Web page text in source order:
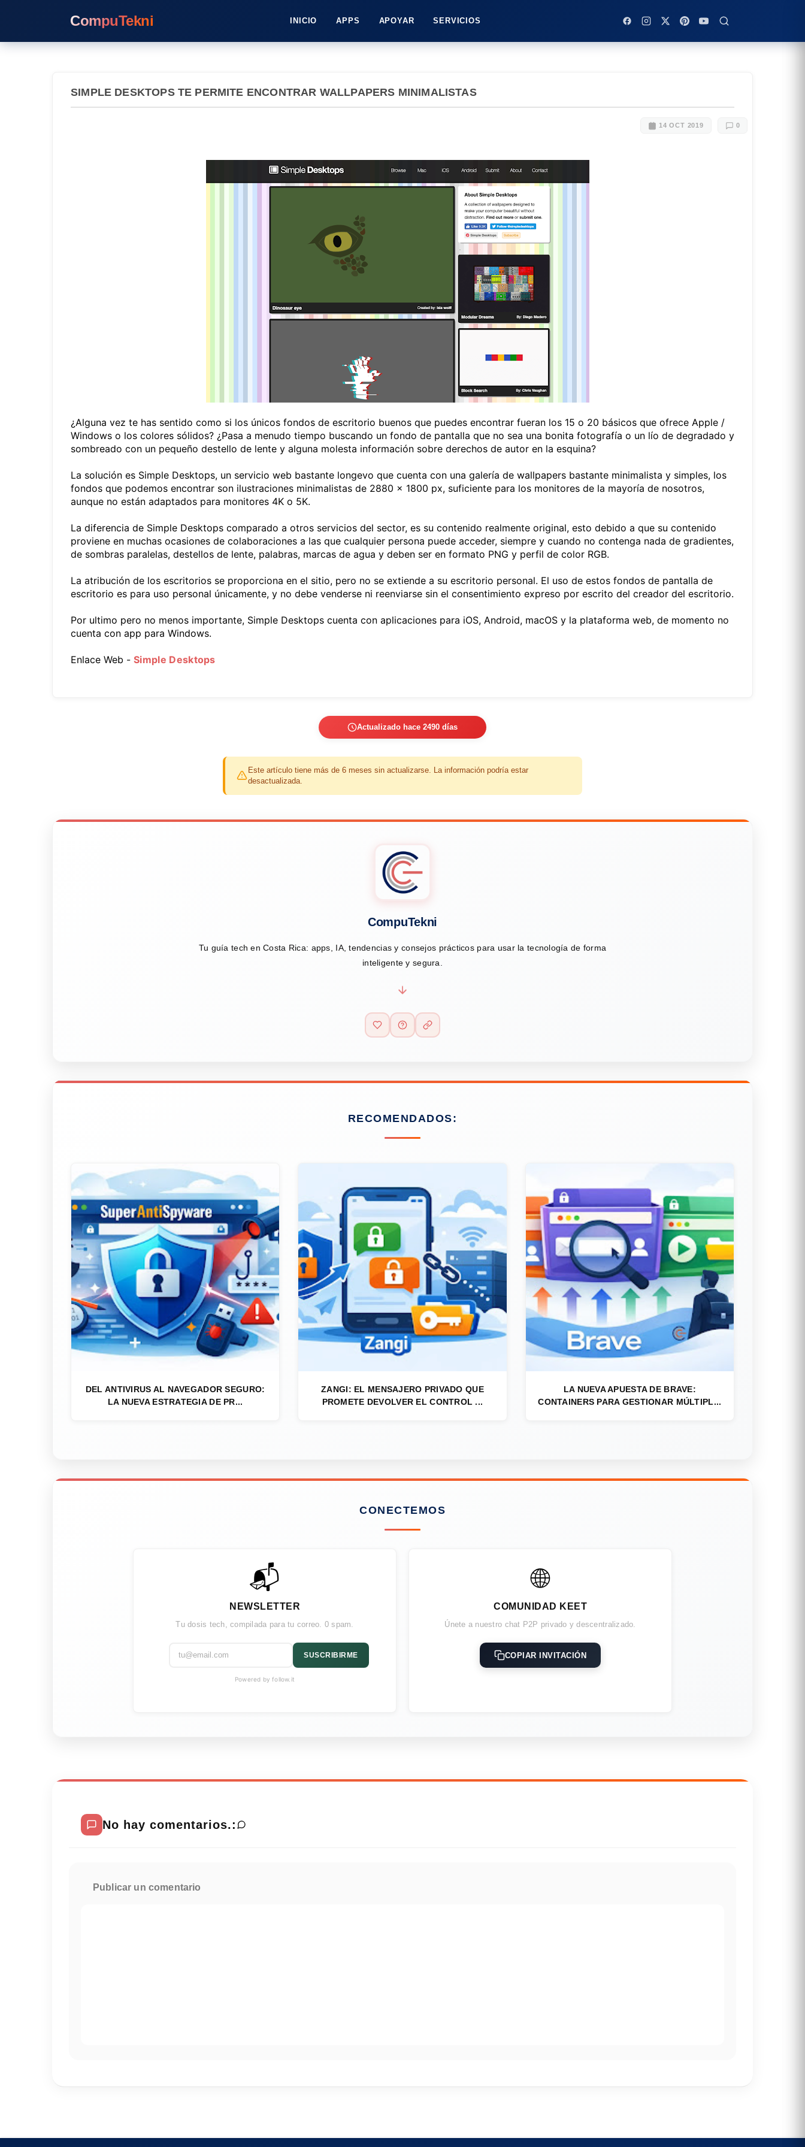
CompuTekni INICIO APPS APOYAR SERVICIOS
SIMPLE DESKTOPS TE PERMITE ENCONTRAR WALLPAPERS MINIMALISTAS
14 OCT 2019 0
¿Alguna vez te has sentido como si los únicos fondos de escritorio buenos que puedes encontrar fueran los 15 o 20 básicos que ofrece Apple /
Windows o los colores sólidos? ¿Pasa a menudo tiempo buscando un fondo de pantalla que no sea una bonita fotografía o un lío de degradado y
sombreado con un pequeño destello de lente y alguna molesta información sobre derechos de autor en la esquina?
La solución es Simple Desktops, un servicio web bastante longevo que cuenta con una galería de wallpapers bastante minimalista y simples, los
fondos que podemos encontrar son ilustraciones minimalistas de 2880 x 1800 px, suficiente para los monitores de la mayoría de nosotros,
aunque no están adaptados para monitores 4K o 5K.
La diferencia de Simple Desktops comparado a otros servicios del sector, es su contenido realmente original, esto debido a que su contenido
proviene en muchas ocasiones de colaboraciones a las que cualquier persona puede acceder, siempre y cuando no contenga nada de gradientes,
de sombras paralelas, destellos de lente, palabras, marcas de agua y deben ser en formato PNG y perfil de color RGB.
La atribución de los escritorios se proporciona en el sitio, pero no se extiende a su escritorio personal. El uso de estos fondos de pantalla de
escritorio es para uso personal únicamente, y no debe venderse ni reenviarse sin el consentimiento expreso por escrito del creador del escritorio.
Por ultimo pero no menos importante, Simple Desktops cuenta con aplicaciones para iOS, Android, macOS y la plataforma web, de momento no
cuenta con app para Windows.
Enlace Web - Simple Desktops
Actualizado hace 2490 días
Este artículo tiene más de 6 meses sin actualizarse. La información podría estar
desactualizada.
CompuTekni
Tu guía tech en Costa Rica: apps, IA, tendencias y consejos prácticos para usar la tecnología de forma
inteligente y segura.
RECOMENDADOS:
DEL ANTIVIRUS AL NAVEGADOR SEGURO:
LA NUEVA ESTRATEGIA DE PR...
ZANGI: EL MENSAJERO PRIVADO QUE
PROMETE DEVOLVER EL CONTROL ...
LA NUEVA APUESTA DE BRAVE:
CONTAINERS PARA GESTIONAR MÚLTIPL...
CONECTEMOS
📬
NEWSLETTER
Tu dosis tech, compilada para tu correo. 0 spam.
SUSCRIBIRME
Powered by follow.it
🌐
COMUNIDAD KEET
Únete a nuestro chat P2P privado y descentralizado.
COPIAR INVITACIÓN
No hay comentarios.:
Publicar un comentario